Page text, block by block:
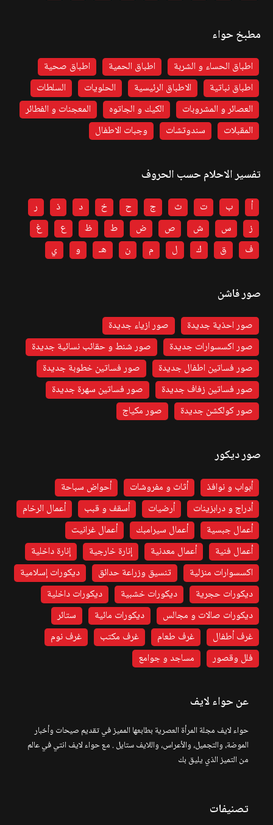
مطبخ حواء
اطباق الحساء و الشربة اطباق الحمية
اطباق صحية
اطباق نباتية
الاطباق الرئيسية الحلويات
السلطات
العصائر و المشروبات
الكيك و الجاتوه
المعجنات و الفطائر
المقبلات
سندوتشات وجبات الاطفال
تفسير الاحلام حسب الحروف
أ ب ت ث ج ح خ د ذ
ر
ز
س ش ص ض ط ظ ع
غ
ف
ق ك ل م ن هـ و ي
صور فاشن
صور احذية جديدة
صور ازياء جديدة
صور اكسسوارات جديدة
صور شنط و حقائب نسائية جديدة
صور فساتين اطفال جديدة
صور فساتين خطوبة جديدة
صور فساتين زفاف جديدة
صور فساتين سهرة جديدة
صور كولكشن جديدة
صور مكياج
صور ديكور
أبواب و نوافذ أثاث و مفروشات
أحواض سباحة
أدراج و درابزينات
أرضيات أسقف و قبب
أعمال الرخام
أعمال جبسية
أعمال سيرامبك
أعمال غرانيت
أعمال فنية
أعمال معدنية إنارة خارجية
إنارة داخلية
اكسسوارات منزلية
تنسيق وزراعة حدائق
ديكورات إسلامية
ديكورات حجرية
ديكورات خشبية
ديكورات داخلية
ديكورات صالات و مجالس
ديكورات مائية
ستائر
غرف أطفال
غرف طعام غرف مكتب
غرف نوم
فلل وقصور
مساجد و جوامع
عن حواء لايف
حواء لايف مجلة المرأة العصرية بطابعها المميز في تقديم صيحات وأخبار
الموضة، والتجميل، والأعراس، واللايف ستايل . مع حواء لايف انتي في عالم
من التميز الذي يليق بك
تصنيفات